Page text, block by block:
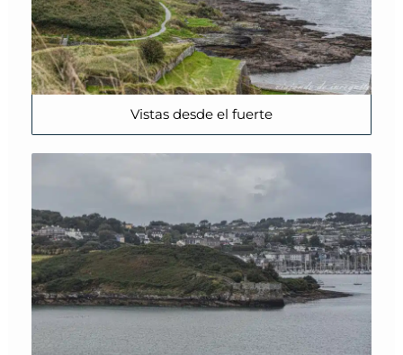
Vistas desde el fuerte